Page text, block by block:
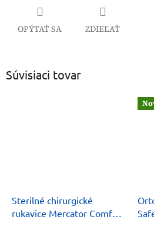
OPÝTAŤ SA ZDIEĽAŤ
Súvisiaci tovar
Sterilné chirurgické
rukavice Mercator Comfort